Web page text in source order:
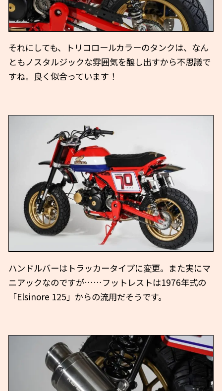
それにしても、トリコロールカラーのタンクは、なん
ともノスタルジックな雰囲気を醸し出すから不思議で
すね。良く似合っています！
ハンドルバーはトラッカータイプに変更。また実にマ
ニアックなのですが……フットレストは1976年式の
「Elsinore 125」からの流用だそうです。